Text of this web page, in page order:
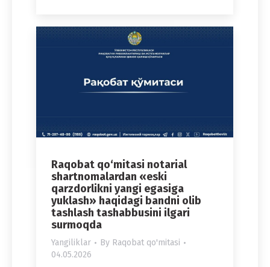
Raqobat qo‘mitasi notarial
shartnomalardan «eski
qarzdorlikni yangi egasiga
yuklash» haqidagi bandni olib
tashlash tashabbusini ilgari
surmoqda
Yangiliklar By Raqobat qo'mitasi
04.05.2026